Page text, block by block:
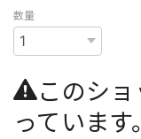
数量
このシ
っていま